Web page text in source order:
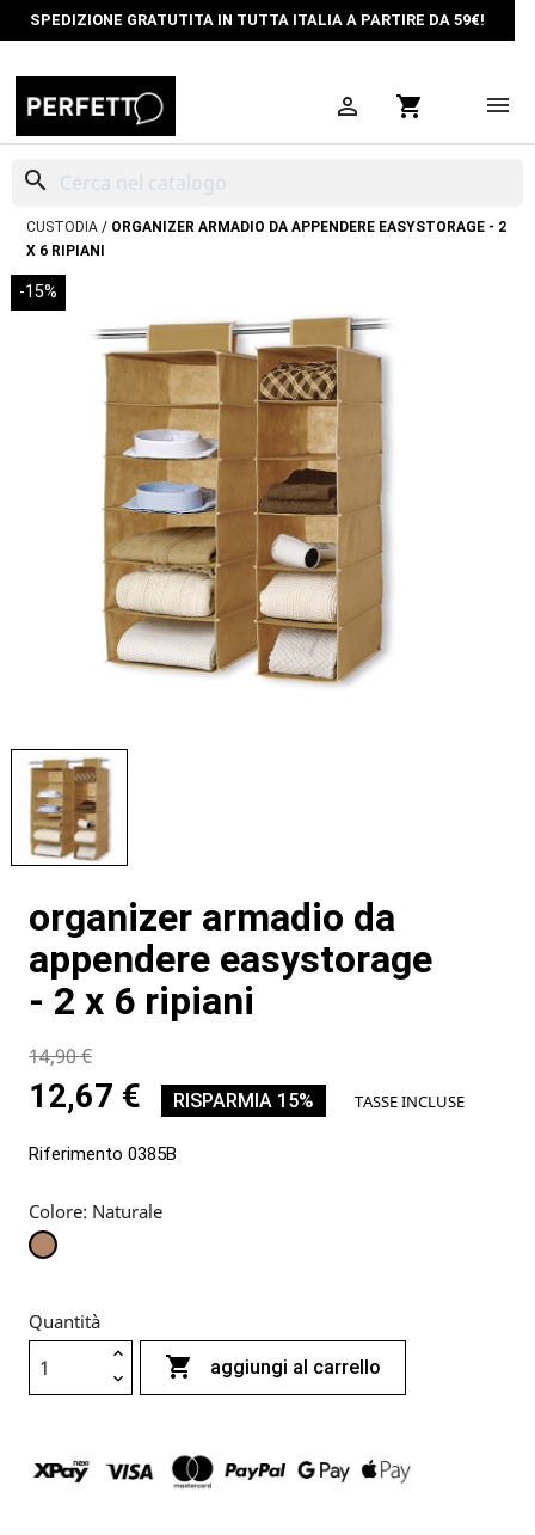
SPEDIZIONE GRATUTITA IN TUTTA ITALIA A PARTIRE DA 59€!
 shopping_cart
search
CUSTODIA
ORGANIZER ARMADIO DA APPENDERE EASYSTORAGE - 2
X 6 RIPIANI
-15%
organizer armadio da
appendere easystorage
- 2 x 6 ripiani
14,90 €
12,67 € RISPARMIA 15% TASSE INCLUSE
Riferimento 0385B
Colore: Naturale
Naturale
Quantità
 aggiungi al carrello